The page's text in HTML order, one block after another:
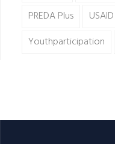
PREDA Plus
USAID
Youthparticipation